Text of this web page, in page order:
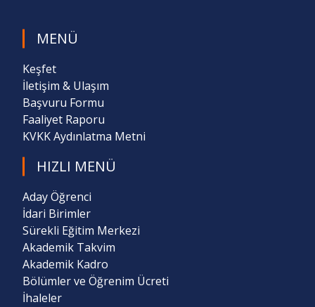
MENÜ
Keşfet
İletişim & Ulaşım
Başvuru Formu
Faaliyet Raporu
KVKK Aydınlatma Metni
HIZLI MENÜ
Aday Öğrenci
İdari Birimler
Sürekli Eğitim Merkezi
Akademik Takvim
Akademik Kadro
Bölümler ve Öğrenim Ücreti
İhaleler